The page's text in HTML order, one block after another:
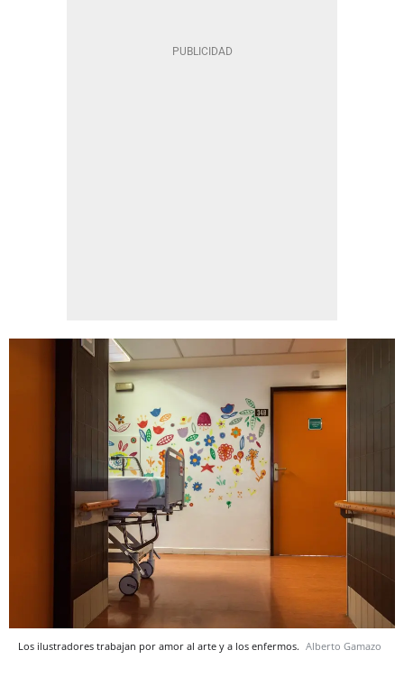
Los ilustradores trabajan por amor al arte y a los enfermos. Alberto Gamazo